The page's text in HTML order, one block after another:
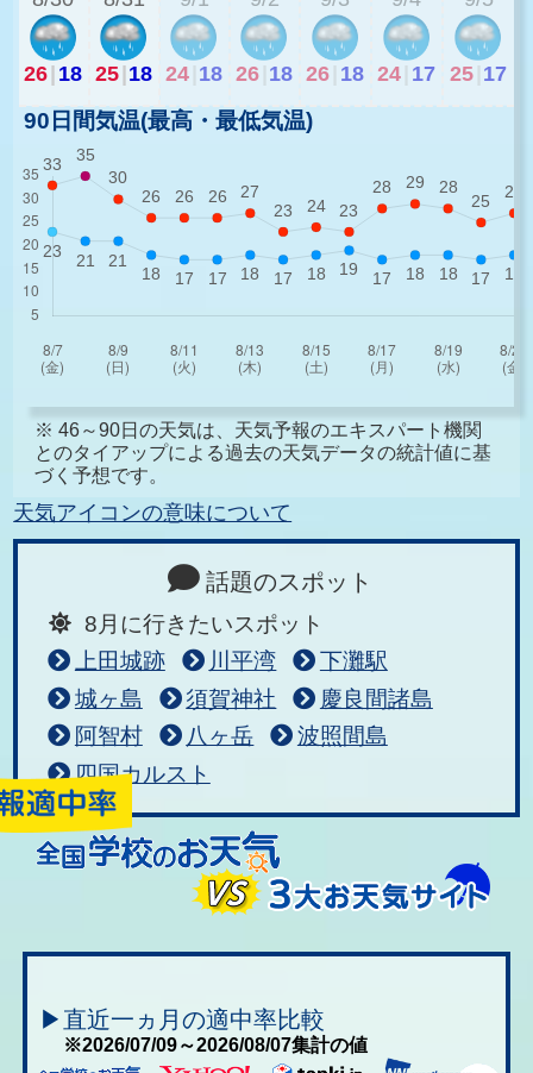
26 18 25 18 24 18 26 18 26 18 24 17 25 17
90日間気温(最高・最低気温)
※ 46～90日の天気は、天気予報のエキスパート機関
とのタイアップによる過去の天気データの統計値に基
づく予想です。
天気アイコンの意味について
話題のスポット
8月に行きたいスポット
上田城跡
川平湾
下灘駅
城ヶ島
須賀神社
慶良間諸島
阿智村
八ヶ岳
波照間島
四国カルスト
▶直近一ヵ月の適中率比較
※2026/07/09～2026/08/07集計の値